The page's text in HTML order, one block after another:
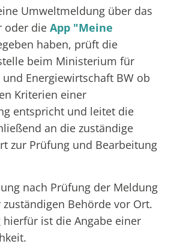
Umweltmeldung über das
oder die App "Meine
haben, prüft die
beim Ministerium für
Energiewirtschaft BW ob
Kriterien einer
entspricht und leitet die
an die zuständige
zur Prüfung und Bearbeitung
nach Prüfung der Meldung
Behörde vor Ort.
hierfür ist die Angabe einer